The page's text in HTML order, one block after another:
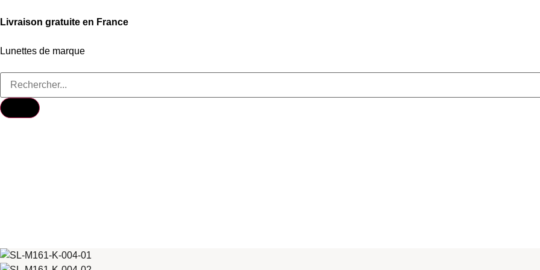
Livraison gratuite en France
Lunettes de marque